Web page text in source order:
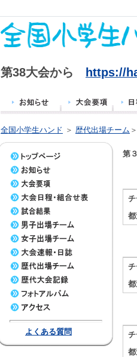
第38大会から https://
全国小学生ハンド ＞ 歴代出場チーム
よくある質問
第